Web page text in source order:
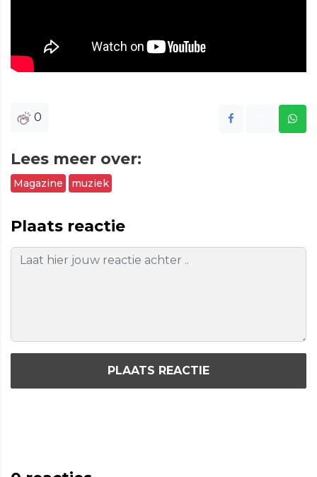
0
Lees meer over:
Magazine muziek
Plaats reactie
PLAATS REACTIE